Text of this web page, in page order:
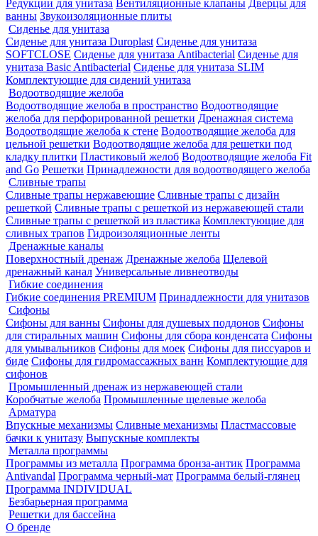
Редукции для унитаза Вентиляционные клапаны Дверцы для
ванны Звукоизоляционные плиты
Сиденье для унитаза
Сиденье для унитаза Duroplast Сиденье для унитаза
SOFTCLOSE Сиденье для унитаза Antibacterial Сиденье для
унитаза Basic Antibacterial Сиденье для унитаза SLIM
Комплектующие для сидений унитаза
Водоотводящие желоба
Водоотводящие желоба в пространство Водоотводящие
желоба для перфорированной решетки Дренажная система
Водоотводящие желоба к стене Водоотводящие желоба для
цельной решетки Водоотводящие желоба для решетки под
кладку плитки Пластиковый желоб Водоотводящие желоба Fit
and Go Решетки Принадлежности для водоотводящего желоба
Сливные трапы
Сливные трапы нержавеющие Сливные трапы с дизайн
решеткой Сливные трапы с решеткой из нержавеющей стали
Сливные трапы с решеткой из пластика Комплектующие для
сливных трапов Гидроизоляционные ленты
Дренажные каналы
Поверхностный дренаж Дренажные желоба Щелевой
дренажный канал Универсальные ливнеотводы
Гибкие соединения
Гибкие соединения PREMIUM Принадлежности для унитазов
Сифоны
Сифоны для ванны Сифоны для душевых поддонов Сифоны
для стиральных машин Сифоны для сбора конденсата Сифоны
для умывальников Сифоны для моек Сифоны для писсуаров и
биде Сифоны для гидромассажных ванн Комплектующие для
сифонов
Промышленный дренаж из нержавеющей стали
Коробчатые желоба Промышленные щелевые желоба
Арматура
Впускные механизмы Сливные механизмы Пластмассовые
бачки к унитазу Выпускные комплекты
Металла программы
Программы из металла Программа бронза-антик Программа
Antivandal Программа черный-мат Программа белый-глянец
Программа INDIVIDUAL
Безбарьерная программа
Решетки для бассейна
О бренде